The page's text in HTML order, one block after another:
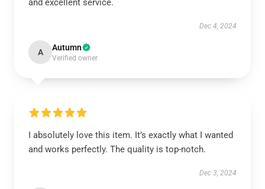
and excellent service.
Dec 4, 2024
A Autumn
Verified owner
I absolutely love this item. It’s exactly what I wanted
and works perfectly. The quality is top-notch.
Dec 3, 2024